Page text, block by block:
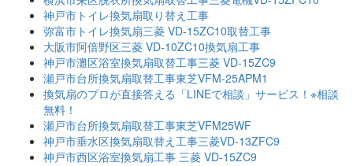
神戸市トイレ換気扇取り替え工事
弥富市トイレ換気扇三菱 VD-15ZC10取替工事
大阪市阿倍野区三菱 VD-10ZC10換気扇工事
神戸市灘区浴室換気扇取替工事三菱 VD-15ZC9
瀬戸市台所換気扇取替工事東芝VFM-25APM1
換気扇のプロが直接答える「LINEで相談」サービス！※相談
無料！
瀬戸市台所換気扇取替工事東芝VFM25WF
神戸市垂水区換気扇取替え工事三菱VD-13ZFC9
神戸市西区浴室換気扇工事 三菱 VD-15ZC9